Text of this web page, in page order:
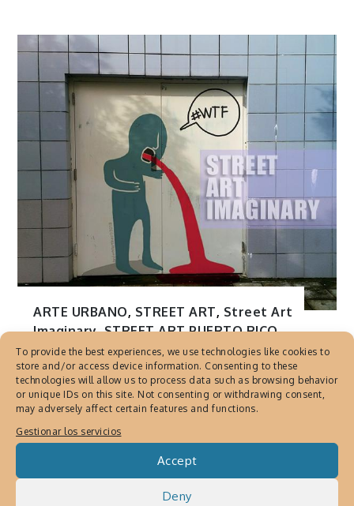
To provide the best experiences, we use technologies like cookies to
store and/or access device information. Consenting to these
technologies will allow us to process data such as browsing behavior
or unique IDs on this site. Not consenting or withdrawing consent,
may adversely affect certain features and functions.
Gestionar los servicios
Accept
Deny
ARTE URBANO, STREET ART, Street Art
Imaginary,STREET ART PUERTO RICO,
URBAN ART
Street Art Imaginary, ilusión
artística en paredes de la
ciudad
Noviembre 6, 2018 ByCronica Urbana
Street Art Imaginary o Street Art Illusion,
propone obras de Javier Martínez en